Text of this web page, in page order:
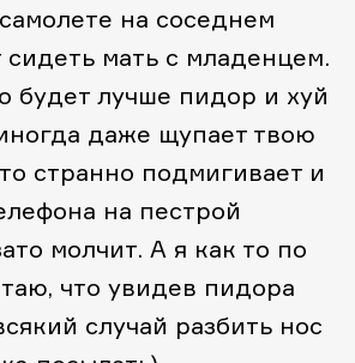
на соседнем
сидеть мать с младенцем.
будет лучше пидор и хуй
даже щупает твою
странно подмигивает и
на пестрой
молчит. А я как то по
что увидев пидора
случай разбить нос